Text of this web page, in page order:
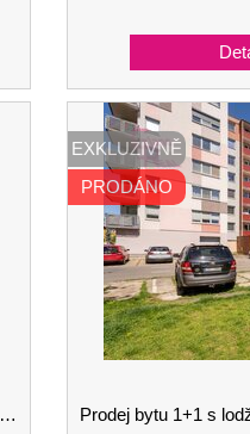
EXKLUZIVNĚ
PRODÁNO
Prodej bytu 1+1 s